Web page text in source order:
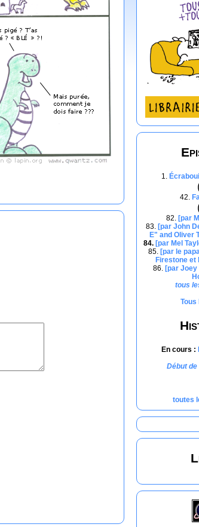
1.
42.
82. [par
83. [par John
E" and Oliver
84. [par Mel
85. [par le
Firestone et
86. [par
tous
Tous
En cours :
Début
toutes